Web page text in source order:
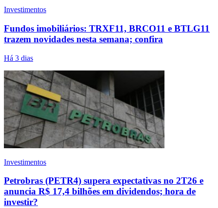
Investimentos
Fundos imobiliários: TRXF11, BRCO11 e BTLG11
trazem novidades nesta semana; confira
Há 3 dias
Investimentos
Petrobras (PETR4) supera expectativas no 2T26 e
anuncia R$ 17,4 bilhões em dividendos; hora de
investir?